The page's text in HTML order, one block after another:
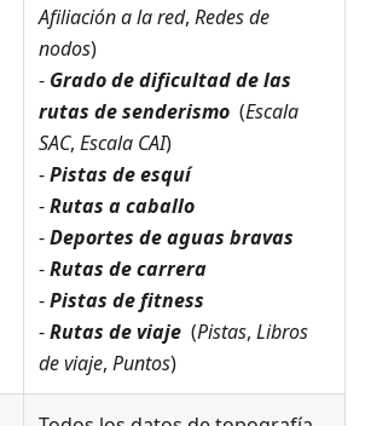
Afiliación a la red, Redes de
nodos)
- Grado de dificultad de las
rutas de senderismo (Escala
SAC, Escala CAI)
-Pistas de esquí
-Rutas a caballo
-Deportes de aguas bravas
-Rutas de carrera
-Pistas de fitness
-Rutas de viaje (Pistas, Libros
de viaje, Puntos)